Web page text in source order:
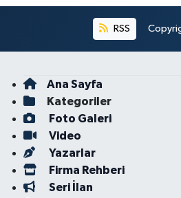
RSS
Ana Sayfa
Kategoriler
Foto Galeri
Video
Yazarlar
Firma Rehberi
Seri İlan